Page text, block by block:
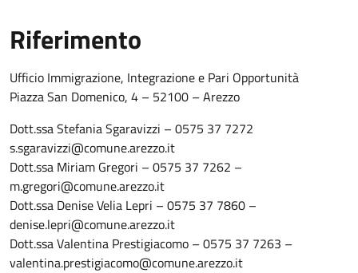
Riferimento
Riferimento
Ufficio Immigrazione, Integrazione e Pari Opportunità
Piazza San Domenico, 4 – 52100 – Arezzo
Dott.ssa Stefania Sgaravizzi – 0575 37 7272
s.sgaravizzi@comune.arezzo.it
Dott.ssa Miriam Gregori – 0575 37 7262 –
m.gregori@comune.arezzo.it
Dott.ssa Denise Velia Lepri – 0575 37 7860 –
denise.lepri@comune.arezzo.it
Dott.ssa Valentina Prestigiacomo – 0575 37 7263 –
valentina.prestigiacomo@comune.arezzo.it